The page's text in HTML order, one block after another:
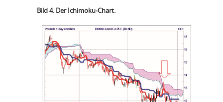
Bild 4. Der Ichimoku-Chart.